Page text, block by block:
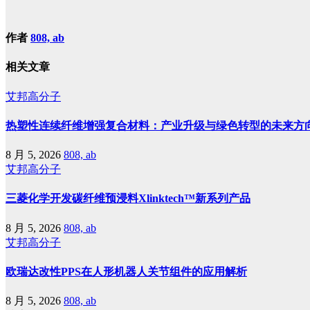
作者 808, ab
相关文章
艾邦高分子
热塑性连续纤维增强复合材料：产业升级与绿色转型的未来方
8 月 5, 2026 808, ab
艾邦高分子
三菱化学开发碳纤维预浸料Xlinktech™新系列产品
8 月 5, 2026 808, ab
艾邦高分子
欧瑞达改性PPS在人形机器人关节组件的应用解析
8 月 5, 2026 808, ab